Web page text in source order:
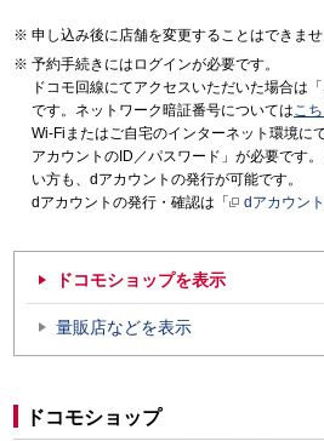
申し込み後に店舗を変更することはできませ
予約手続きにはログインが必要です。
ドコモ回線にてアクセスいただいた場合は
です。ネットワーク暗証番号についてはこ
Wi-Fiまたはご自宅のインターネット環境に
アカウントのID／パスワード」が必要です
い方も、dアカウントの発行が可能です。
dアカウントの発行・確認は「
dアカウン
ドコモショップを表示
量販店などを表示
ドコモショップ